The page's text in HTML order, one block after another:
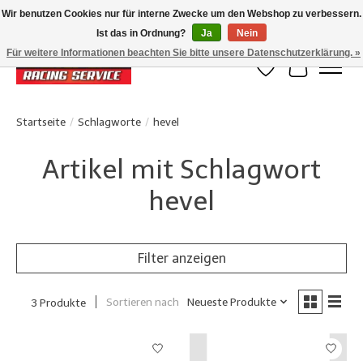
Klanten beoordelen ons met een 4,8/5 op Google reviews
Wunschzettel
Ihr
Startseite / Schlagworte / hevel
Artikel mit Schlagwort
hevel
Filter anzeigen
3 Produkte Sortieren nach Neueste Produkte
Wir benutzen Cookies nur für interne Zwecke um den Webshop zu verbessern.
Ist das in Ordnung?
Ja
Nein
Für weitere Informationen beachten Sie bitte unsere Datenschutzerklärung. »